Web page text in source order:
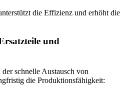
die Effizienz und erhöht die
und
schnelle Austausch von
die Produktionsfähigkeit: